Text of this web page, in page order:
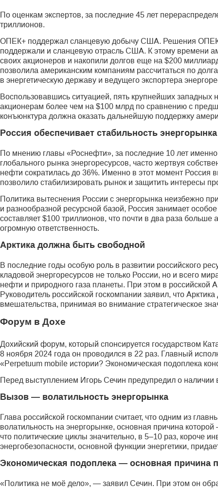
По оценкам экспертов, за последние 45 лет
триллионов.
ОПЕК+ поддержал сланцевую добычу США. Решения
поддержали и сланцевую отрасль США. К этому времени
своих акционеров и накопили долгов еще на $200
позволила американским компаниям рассчитаться по
в энергетическую державу и ведущего экспортера
Воспользовавшись ситуацией, пять крупнейших
акционерам более чем на $100 млрд по сравнению с
конъюнктура должна оказать дальнейшую поддержку
Россия обеспечивает стабильность энергорынка
По мнению главы «Роснефти», за последние 10 лет
глобального рынка энергоресурсов, часто жертвуя
нефти сократилась до 36%. Именно в этот момент Россия
позволило стабилизировать рынок и защитить интересы
Политика вытеснения России с энергорынка неизбежно
и разнообразной ресурсной базой, Россия занимает
составляет $100 триллионов, что почти в два раза
огромную ответственность.
Арктика должна быть свободной
В последние годы особую роль в развитии российского
кладовой энергоресурсов не только России, но и всего
нефти и природного газа планеты. При этом в российской
Руководитель российской госкомпании заявил, что
вмешательства, принимая во внимание стратегическое
Форум в Дохе
Дохийский форум, который спонсируется государством
8 ноября 2024 года он проводился в 22 раз. Главный
«Perpetuum mobile истории? Экономическая подоплека
Перед выступлением Игорь Сечин предупредил о
Вызов — волатильность энергорынка
Глава российской госкомпании считает, что одним из
волатильность на энергорынке, основная причина
что политические циклы значительно, в 5–10 раз, короче
энергобезопасности, основной функции энергетики,
Экономическая подоплека — основная причина
«Политика не моё дело», — заявил Сечин. При этом он